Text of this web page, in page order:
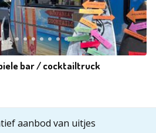
bar / cocktailtruck
aanbod van uitjes